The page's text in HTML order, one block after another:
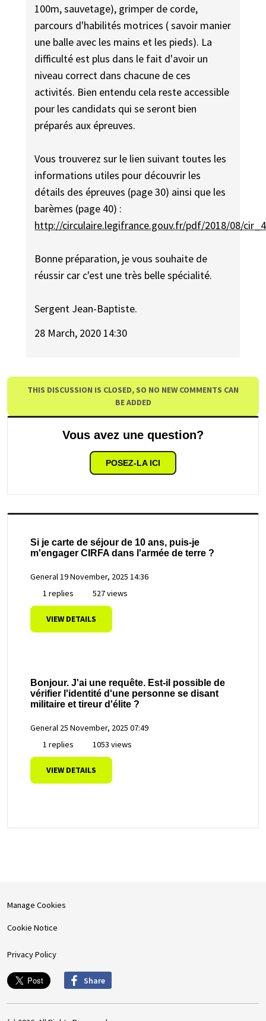
100m, sauvetage), grimper de corde,
parcours d'habilités motrices ( savoir manier
une balle avec les mains et les pieds). La
difficulté est plus dans le fait d'avoir un
niveau correct dans chacune de ces
activités. Bien entendu cela reste accessible
pour les candidats qui se seront bien
préparés aux épreuves.
Vous trouverez sur le lien suivant toutes les
informations utiles pour découvrir les
détails des épreuves (page 30) ainsi que les
barèmes (page 40) :
http://circulaire.legifrance.gouv.fr/pdf/2018/08/
Bonne préparation, je vous souhaite de
réussir car c'est une très belle spécialité.
Sergent Jean-Baptiste.
28 March, 2020 14:30
THIS DISCUSSION IS CLOSED, SO NO NEW COMMENTS CAN
BE ADDED
Vous avez une question?
POSEZ-LA ICI
Si je carte de séjour de 10 ans, puis-je
m'engager CIRFA dans l'armée de terre ?
General19 November, 2025 14:36
1 replies
527 views
VIEW DETAILS
Bonjour. J'ai une requête. Est-il possible de
vérifier l'identité d'une personne se disant
militaire et tireur d'élite ?
General 25 November, 2025 07:49
1 replies
1053 views
VIEW DETAILS
Manage Cookies
Cookie Notice
Privacy Policy
Share